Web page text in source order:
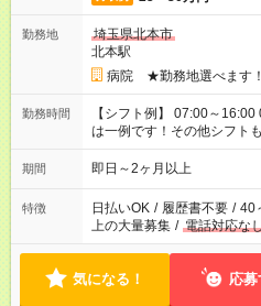
勤務地
埼玉県北本市
北本駅
病院 ★勤務地選べます！
勤務時間
【シフト例】 07:00～16:00
は一例です！その他シフト
期間 即日～2ヶ月以上
特徴 日払いOK / 履歴書不要 / 40
上の大量募集 / 電話対応な
気になる！ 応募